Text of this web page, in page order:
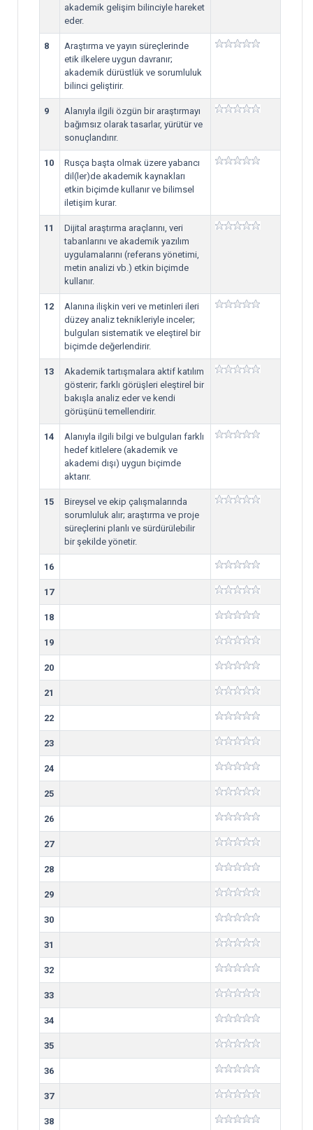
akademik gelişim bilinciyle hareket
eder.
8
Araştırma ve yayın süreçlerinde
etik ilkelere uygun davranır;
akademik dürüstlük ve sorumluluk
bilinci geliştirir.
9
Alanıyla ilgili özgün bir araştırmayı
bağımsız olarak tasarlar, yürütür ve
sonuçlandırır.
10
Rusça başta olmak üzere yabancı
dil(ler)de akademik kaynakları
etkin biçimde kullanır ve bilimsel
iletişim kurar.
11
Dijital araştırma araçlarını, veri
tabanlarını ve akademik yazılım
uygulamalarını (referans yönetimi,
metin analizi vb.) etkin biçimde
kullanır.
12
Alanına ilişkin veri ve metinleri ileri
düzey analiz teknikleriyle inceler;
bulguları sistematik ve eleştirel bir
biçimde değerlendirir.
13
Akademik tartışmalara aktif katılım
gösterir; farklı görüşleri eleştirel bir
bakışla analiz eder ve kendi
görüşünü temellendirir.
14
Alanıyla ilgili bilgi ve bulguları farklı
hedef kitlelere (akademik ve
akademi dışı) uygun biçimde
aktarır.
15
Bireysel ve ekip çalışmalarında
sorumluluk alır; araştırma ve proje
süreçlerini planlı ve sürdürülebilir
bir şekilde yönetir.
16
17
18
19
20
21
22
23
24
25
26
27
28
29
30
31
32
33
34
35
36
37
38